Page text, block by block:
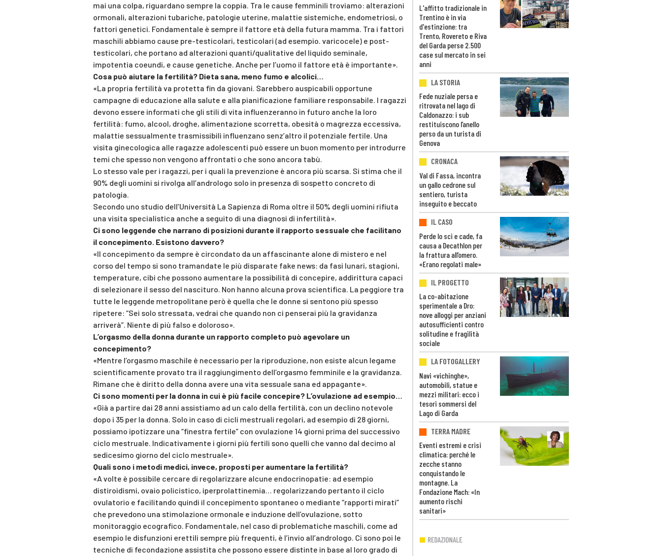
mai una colpa, riguardano sempre la coppia. Tra le cause femminili troviamo: alterazioni
ormonali, alterazioni tubariche, patologie uterine, malattie sistemiche, endometriosi, o
fattori genetici. Fondamentale è sempre il fattore età della futura mamma. Tra i fattori
maschili abbiamo cause pre-testicolari, testicolari (ad esempio. varicocele) e post-
testicolari, che portano ad alterazioni quanti/qualitative del liquido seminale,
impotentia coeundi, e cause genetiche. Anche per l’uomo il fattore età è importante».
Cosa può aiutare la fertilità? Dieta sana, meno fumo e alcolici…
«La propria fertilità va protetta fin da giovani. Sarebbero auspicabili opportune
campagne di educazione alla salute e alla pianificazione familiare responsabile. I ragazzi
devono essere informati che gli stili di vita influenzeranno in futuro anche la loro
fertilità: fumo, alcool, droghe, alimentazione scorretta, obesità o magrezza eccessiva,
malattie sessualmente trasmissibili influenzano senz’altro il potenziale fertile. Una
visita ginecologica alle ragazze adolescenti può essere un buon momento per introdurre
temi che spesso non vengono affrontati o che sono ancora tabù.
Lo stesso vale per i ragazzi, per i quali la prevenzione è ancora più scarsa. Si stima che il
90% degli uomini si rivolga all’andrologo solo in presenza di sospetto concreto di
patologia.
Secondo uno studio dell’Università La Sapienza di Roma oltre il 50% degli uomini rifiuta
una visita specialistica anche a seguito di una diagnosi di infertilità».
Ci sono leggende che narrano di posizioni durante il rapporto sessuale che facilitano
il concepimento. Esistono davvero?
«Il concepimento da sempre è circondato da un affascinante alone di mistero e nel
corso del tempo si sono tramandate le più disparate fake news: da fasi lunari, stagioni,
temperature, cibi che possono aumentare la possibilità di concepire, addirittura capaci
di selezionare il sesso del nascituro. Non hanno alcuna prova scientifica. La peggiore tra
tutte le leggende metropolitane però è quella che le donne si sentono più spesso
ripetere: “Sei solo stressata, vedrai che quando non ci penserai più la gravidanza
arriverà”. Niente di più falso e doloroso».
L’orgasmo della donna durante un rapporto completo può agevolare un
concepimento?
«Mentre l’orgasmo maschile è necessario per la riproduzione, non esiste alcun legame
scientificamente provato tra il raggiungimento dell’orgasmo femminile e la gravidanza.
Rimane che è diritto della donna avere una vita sessuale sana ed appagante».
Ci sono momenti per la donna in cui è più facile concepire? L’ovulazione ad esempio…
«Già a partire dai 28 anni assistiamo ad un calo della fertilità, con un declino notevole
dopo i 35 per la donna. Solo in caso di cicli mestruali regolari, ad esempio di 28 giorni,
possiamo ipotizzare una “finestra fertile” con ovulazione 14 giorni prima del successivo
ciclo mestruale. Indicativamente i giorni più fertili sono quelli che vanno dal decimo al
sedicesimo giorno del ciclo mestruale».
Quali sono i metodi medici, invece, proposti per aumentare la fertilità?
«A volte è possibile cercare di regolarizzare alcune endocrinopatie: ad esempio
distiroidismi, ovaio policistico, iperprolattinemia… regolarizzando pertanto il ciclo
ovulatorio e facilitando quindi il concepimento spontaneo o mediante “rapporti mirati”
che prevedono una stimolazione ormonale e induzione dell’ovulazione, sotto
monitoraggio ecografico. Fondamentale, nel caso di problematiche maschili, come ad
esempio le disfunzioni erettili sempre più frequenti, è l’invio all’andrologo. Ci sono poi le
tecniche di fecondazione assistita che possono essere distinte in base al loro grado di
L'affitto tradizionale in
Trentino è in via
d'estinzione: tra
Trento, Rovereto e Riva
del Garda perse 2.500
case sul mercato in sei
anni
LA STORIA
Fede nuziale persa e
ritrovata nel lago di
Caldonazzo: i sub
restituiscono l’anello
perso da un turista di
Genova
CRONACA
Val di Fassa, incontra
un gallo cedrone sul
sentiero, turista
inseguito e beccato
IL CASO
Perde lo sci e cade, fa
causa a Decathlon per
la frattura all’omero.
«Erano regolati male»
IL PROGETTO
La co-abitazione
sperimentale a Dro:
nove alloggi per anziani
autosufficienti contro
solitudine e fragilità
sociale
LA FOTOGALLERY
Navi «vichinghe»,
automobili, statue e
mezzi militari: ecco i
tesori sommersi del
Lago di Garda
TERRA MADRE
Eventi estremi e crisi
climatica: perché le
zecche stanno
conquistando le
montagne. La
Fondazione Mach: «In
aumento rischi
sanitari»